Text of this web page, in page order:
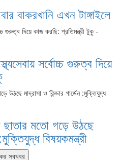
বাকরখানি এখন টাঙ্গাইলে
সর্বোচ্চ গুরুত্ব দিয়ে
ছাতার মতো গড়ে উঠছে
বিষয়কমন্ত্রী